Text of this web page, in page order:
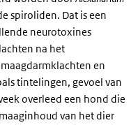
spiroliden. Dat is een
neurotoxines
na het
en
tintelingen, gevoel van
overleed een hond die
van het dier